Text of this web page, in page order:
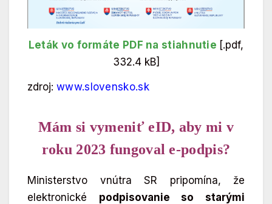
Leták vo formáte PDF na stiahnutie [.pdf,
332.4 kB]
zdroj: www.slovensko.sk
Mám si vymeniť eID, aby mi v
roku 2023 fungoval e-podpis?
Ministerstvo vnútra SR pripomína, že
elektronické podpisovanie so starými